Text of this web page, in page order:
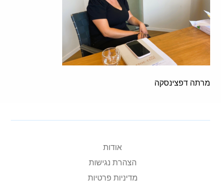
משאבי אנוש
כספים וכלכלה
המחלקה המשפטית
מחלקת תפעול
קולות קוראים
מרתה דפצינסקה
אודות
הצהרת נגישות
מדיניות פרטיות